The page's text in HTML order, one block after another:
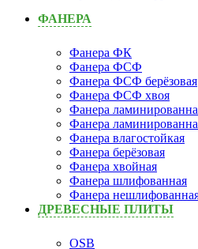
ФАНЕРА
Фанера ФК
Фанера ФСФ
Фанера ФСФ берёзовая
Фанера ФСФ хвоя
Фанера
Фанера
Фанера влагостойкая
Фанера берёзовая
Фанера хвойная
Фанера шлифованная
Фанера
ДРЕВЕСНЫЕ ПЛИТЫ
OSB